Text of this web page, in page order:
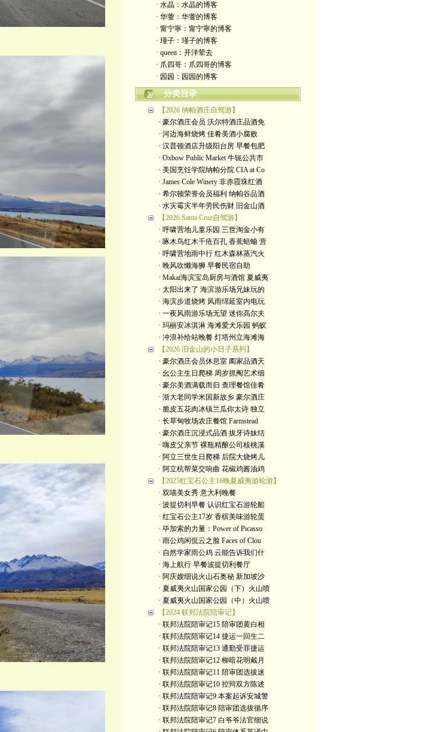
· 水晶：水晶的博客
· 华蓥：华蓥的博客
· 甯宁寧：甯宁寧的博客
· 瑾子：瑾子的博客
· queen：开洋荤去
· 爪四哥：爪四哥的博客
· 园园：园园的博客
分类目录
【2026 纳帕酒庄自驾游】
· 豪尔酒庄会员 沃尔特酒庄品酒免
· 河边海鲜烧烤 佳肴美酒小腐败
· 汉普顿酒店升级阳台房 早餐包肥
· Oxbow Public Market 牛轭公共市
· 美国烹饪学院纳帕分院 CIA at Co
· James Cole Winery 非赤霞珠红酒
· 希尔顿荣誉会员福利 纳帕谷品酒
· 水灾霉灾半年劳民伤财 旧金山酒
【2026 Santa Cruz自驾游】
· 呼啸营地儿童乐园 三世淘金小有
· 啄木鸟红木千疮百孔 香蕉蛞蝓 营
· 呼啸营地雨中行 红木森林蒸汽火
· 晚风吹懒海狮 早餐民宿自助
· Makai海滨宝岛厨房与酒馆 夏威夷
· 太阳出来了 海滨游乐场兄妹玩的
· 海滨步道烧烤 风雨绵延室内电玩
· 一夜风雨游乐场无望 迷你高尔夫
· 玛丽安冰淇淋 海滩爱犬乐园 蚂蚁
· 冲浪补给站晚餐 灯塔州立海滩海
【2026 旧金山的小日子系列】
· 豪尔酒庄会员休息室 阖家品酒天
· 幺公主生日爬梯 周岁抓阄艺术细
· 豪尔美酒满载而归 查理餐馆佳肴
· 浙大老同学米国新故乡 豪尔酒庄
· 脆皮五花肉冰镇兰瓜你太诗 独立
· 长草甸牧场农庄餐馆 Farmstead
· 豪尔酒庄沉浸式品酒 拔牙诗妹结
· 嗨皮父亲节 裸瓶精酿公司核桃溪
· 阿立三世生日爬梯 后院大烧烤儿
· 阿立杭帮菜交响曲 花椒鸡酱油鸡
【2025红宝石公主16晚夏威夷游轮游】
· 双喵美女秀 意大利晚餐
· 波提切利早餐 认识红宝石游轮船
· 红宝石公主17岁 香槟美味游轮蛋
· 毕加索的力量：Power of Picasso
· 雨公鸡闲侃云之脸 Faces of Clou
· 自然学家雨公鸡 云能告诉我们什
· 海上航行 早餐波提切利餐厅
· 阿庆嫂细说火山石奥秘 新加坡沙
· 夏威夷火山国家公园（下）火山喷
· 夏威夷火山国家公园（中）火山喷
【2024 联邦法院陪审记】
· 联邦法院陪审记15 陪审团黄白相
· 联邦法院陪审记14 捷运一回生二
· 联邦法院陪审记13 通勤受罪捷运
· 联邦法院陪审记12 柳暗花明戴月
· 联邦法院陪审记11 陪审团选拔迷
· 联邦法院陪审记10 控辩双方陈述
· 联邦法院陪审记9 本案起诉安城警
· 联邦法院陪审记8 陪审团选拔循序
· 联邦法院陪审记7 白爷爷法官细说